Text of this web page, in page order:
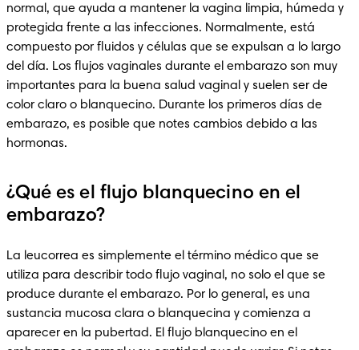
normal, que ayuda a mantener la vagina limpia, húmeda y
protegida frente a las infecciones. Normalmente, está
compuesto por fluidos y células que se expulsan a lo largo
del día. Los flujos vaginales durante el embarazo son muy
importantes para la buena salud vaginal y suelen ser de
color claro o blanquecino. Durante los primeros días de
embarazo, es posible que notes cambios debido a las
hormonas.
¿Qué es el flujo blanquecino en el
embarazo?
La leucorrea es simplemente el término médico que se
utiliza para describir todo flujo vaginal, no solo el que se
produce durante el embarazo. Por lo general, es una
sustancia mucosa clara o blanquecina y comienza a
aparecer en la pubertad. El flujo blanquecino en el